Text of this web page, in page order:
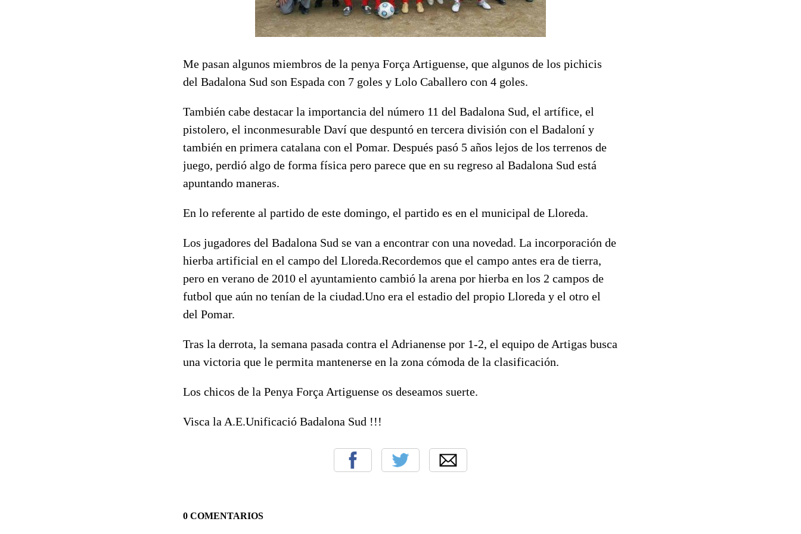
Me pasan algunos miembros de la penya Força Artiguense, que algunos de los pichicis
del Badalona Sud son Espada con 7 goles y Lolo Caballero con 4 goles.
También cabe destacar la importancia del número 11 del Badalona Sud, el artífice, el
pistolero, el inconmesurable Daví que despuntó en tercera división con el Badaloní y
también en primera catalana con el Pomar. Después pasó 5 años lejos de los terrenos de
juego, perdió algo de forma física pero parece que en su regreso al Badalona Sud está
apuntando maneras.
En lo referente al partido de este domingo, el partido es en el municipal de Lloreda.
Los jugadores del Badalona Sud se van a encontrar con una novedad. La incorporación de
hierba artificial en el campo del Lloreda.Recordemos que el campo antes era de tierra,
pero en verano de 2010 el ayuntamiento cambió la arena por hierba en los 2 campos de
futbol que aún no tenían de la ciudad.Uno era el estadio del propio Lloreda y el otro el
del Pomar.
Tras la derrota, la semana pasada contra el Adrianense por 1-2, el equipo de Artigas busca
una victoria que le permita mantenerse en la zona cómoda de la clasificación.
Los chicos de la Penya Força Artiguense os deseamos suerte.
Visca la A.E.Unificació Badalona Sud !!!
0 COMENTARIOS